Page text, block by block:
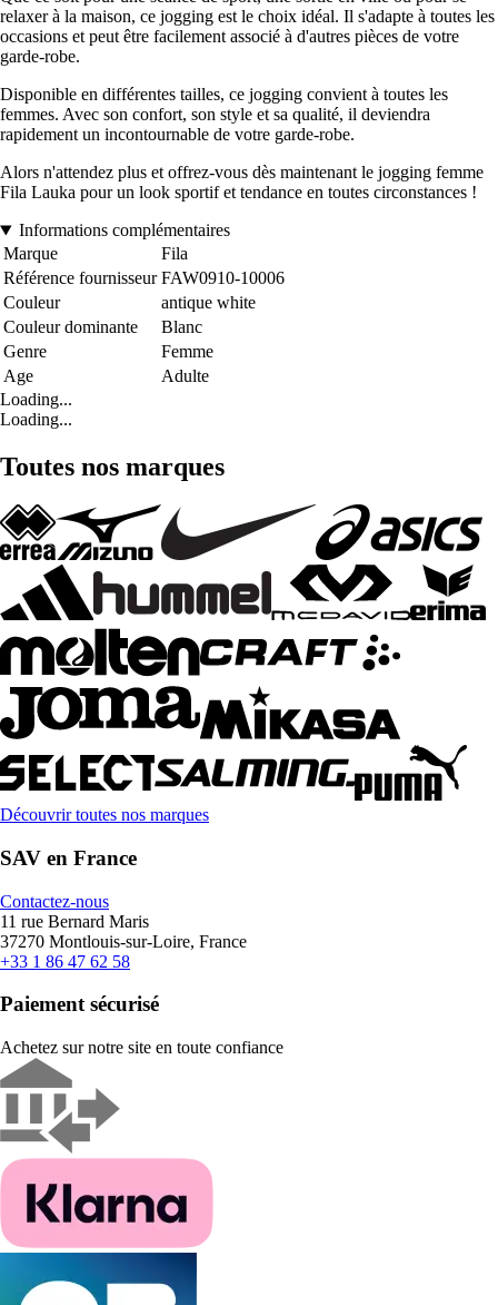
relaxer à la maison, ce jogging est le choix idéal. Il s'adapte à toutes les
occasions et peut être facilement associé à d'autres pièces de votre
garde-robe.
Disponible en différentes tailles, ce jogging convient à toutes les
femmes. Avec son confort, son style et sa qualité, il deviendra
rapidement un incontournable de votre garde-robe.
Alors n'attendez plus et offrez-vous dès maintenant le jogging femme
Fila Lauka pour un look sportif et tendance en toutes circonstances !
Informations complémentaires
Marque
Fila
Référence fournisseur FAW0910-10006
Couleur
antique white
Couleur dominante
Blanc
Genre
Femme
Age
Adulte
Loading...
Loading...
Toutes nos marques
Découvrir toutes nos marques
SAV en France
Contactez-nous
11 rue Bernard Maris
37270 Montlouis-sur-Loire, France
+33 1 86 47 62 58
Paiement sécurisé
Achetez sur notre site en toute confiance